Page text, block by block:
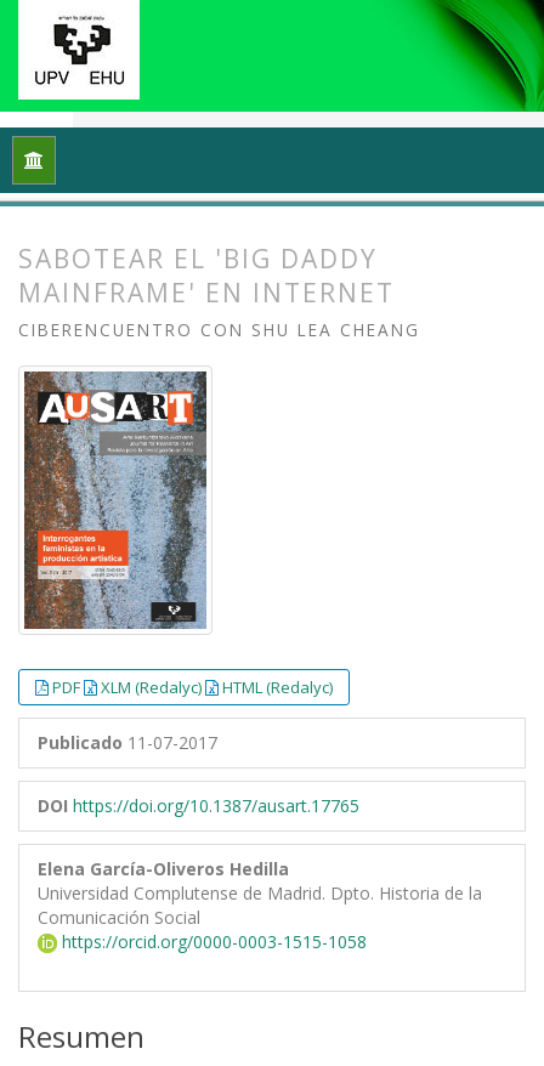
Inicio
SABOTEAR EL 'BIG DADDY
MAINFRAME' EN INTERNET
CIBERENCUENTRO CON SHU LEA CHEANG
PDF XLM (Redalyc) HTML (Redalyc)
Publicado 11-07-2017
DOI https://doi.org/10.1387/ausart.17765
Elena García-Oliveros Hedilla
Universidad Complutense de Madrid. Dpto. Historia de la
Comunicación Social
https://orcid.org/0000-0003-1515-1058
Resumen